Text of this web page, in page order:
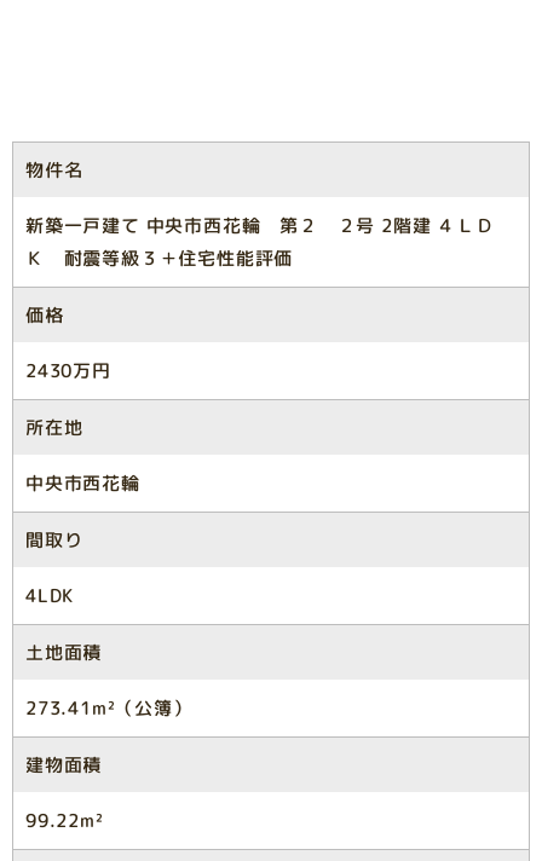
物件名
新築一戸建て 中央市西花輪 第２ ２号 2階建 ４ＬＤ
Ｋ 耐震等級３＋住宅性能評価
価格
2430万円
所在地
中央市西花輪
間取り
4LDK
土地面積
273.41m²（公簿）
建物面積
99.22m²